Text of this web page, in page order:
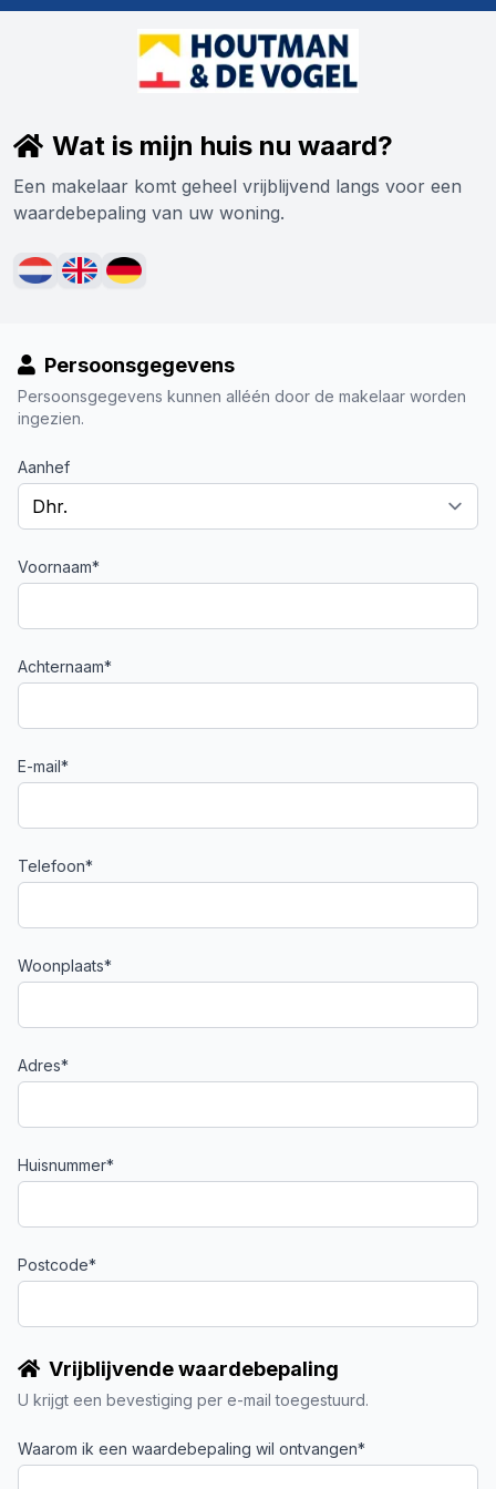
Wat is mijn huis nu waard?
Een makelaar komt geheel vrijblijvend langs voor een
waardebepaling van uw woning.
Persoonsgegevens
Persoonsgegevens kunnen alléén door de makelaar worden
ingezien.
Aanhef
Voornaam*
Achternaam*
E-mail*
Telefoon*
Woonplaats*
Adres*
Huisnummer*
Postcode*
Vrijblijvende waardebepaling
U krijgt een bevestiging per e-mail toegestuurd.
Waarom ik een waardebepaling wil ontvangen*